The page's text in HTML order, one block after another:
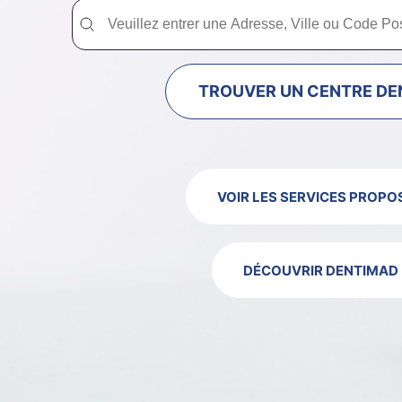
Trouver un centre dentaire Dentimad près
Trouver un centre dentaire Dentimad près de chez vous
TROUVER UN CENTRE
VOIR LES SERVICES
DÉCOUVRIR DENTIMAD